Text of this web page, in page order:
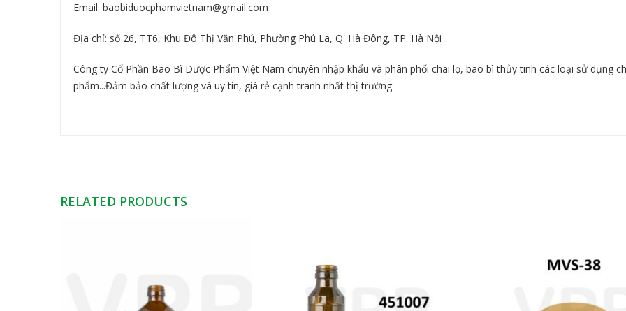
Email:baobiduocphamvietnam@gmail.com
Địa chỉ: số 26, TT6, Khu Đô Thị Văn Phú, Phường Phú La, Q. Hà Đông, TP. Hà Nội
Công ty Cổ Phần Bao Bì Dược Phẩm Việt Nam chuyên nhập khẩu và phân phối chai lọ, bao bì thủy tinh các loại sử dụng
phẩm...Đảm bảo chất lượng và uy tin, giá rẻ cạnh tranh nhất thị trường
RELATED PRODUCTS